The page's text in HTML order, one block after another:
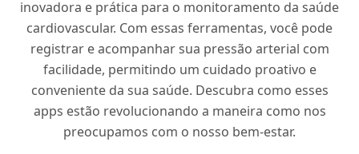
inovadora e prática para o monitoramento da saúde
cardiovascular. Com essas ferramentas, você pode
registrar e acompanhar sua pressão arterial com
facilidade, permitindo um cuidado proativo e
conveniente da sua saúde. Descubra como esses
apps estão revolucionando a maneira como nos
preocupamos com o nosso bem-estar.